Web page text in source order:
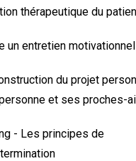
thérapeutique du
un entretien motivationnel
du projet
et ses proches-
- Les principes de